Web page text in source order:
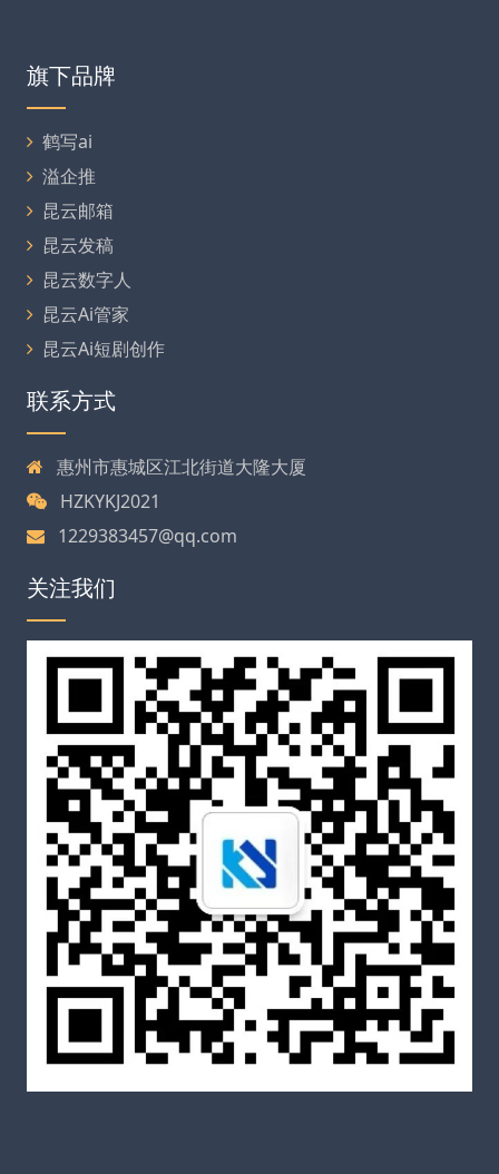
旗下品牌
鹤写ai
溢企推
昆云邮箱
昆云发稿
昆云数字人
昆云Ai管家
昆云Ai短剧创作
联系方式
惠州市惠城区江北街道大隆大厦
HZKYKJ2021
1229383457@qq.com
关注我们